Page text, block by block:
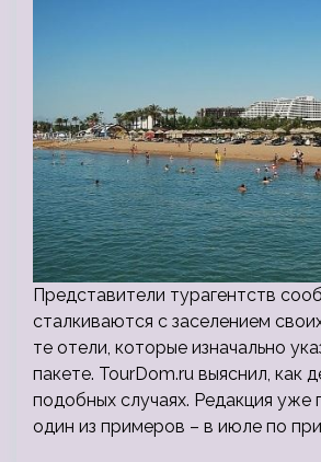
Представители турагентств
сталкиваются с заселением
те отели, которые изначально
пакете. TourDom.ru выяснил, как
подобных случаях. Редакция уже
один из примеров – в июле по